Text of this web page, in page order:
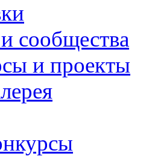
сообщества
и проекты